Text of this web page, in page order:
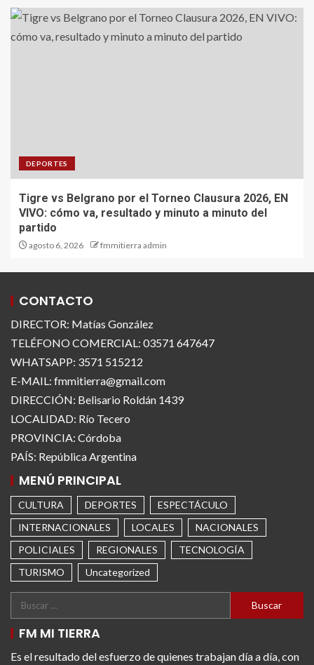
DEPORTES
Tigre vs Belgrano por el Torneo Clausura 2026, EN
VIVO: cómo va, resultado y minuto a minuto del
partido
agosto 6, 2026 fmmitierra admin
CONTACTO
DIRECTOR: Matías González
TELÉFONO COMERCIAL: 03571 647647
WHATSAPP: 3571 515212
E-MAIL: fmmitierra@gmail.com
DIRECCIÓN: Belisario Roldán 1439
LOCALIDAD: Río Tecero
PROVINCIA: Córdoba
PAÍS: República Argentina
MENÚ PRINCIPAL
CULTURA DEPORTES
ESPECTÁCULO
INTERNACIONALES
LOCALES
NACIONALES
POLICIALES
REGIONALES
TECNOLOGÍA
TURISMO
Uncategorized
FM MI TIERRA
Es el resultado del esfuerzo de quienes trabajan día a día, con